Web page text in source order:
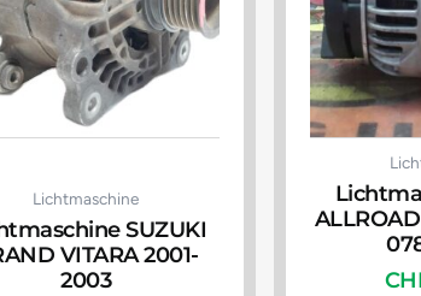
Lichtmaschine
SUZUKI
VITARA 2001-
2003